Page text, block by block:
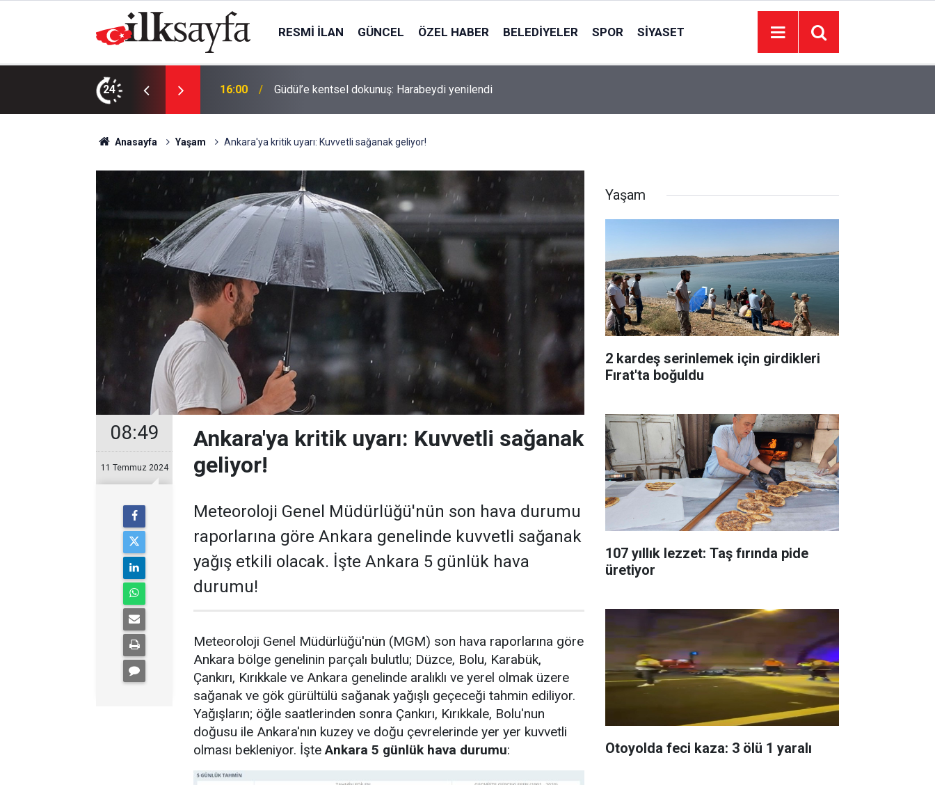
RESMI İLAN GÜNCEL ÖZEL HABER BELEDIYELER SPOR SIYASET
24 15:42 Etimesgut'ta ağaçlık alanda yangın
Anasayfa Yaşam Ankara'ya kritik uyarı: Kuvvetli sağanak geliyor!
08:49
11 Temmuz 2024
Ankara'ya kritik uyarı: Kuvvetli sağanak
geliyor!
Meteoroloji Genel Müdürlüğü'nün son hava durumu
raporlarına göre Ankara genelinde kuvvetli sağanak
yağış etkili olacak. İşte Ankara 5 günlük hava
durumu!
Meteoroloji Genel Müdürlüğü'nün (MGM) son hava raporlarına göre
Ankara bölge genelinin parçalı bulutlu; Düzce, Bolu, Karabük,
Çankırı, Kırıkkale ve Ankara genelinde aralıklı ve yerel olmak üzere
sağanak ve gök gürültülü sağanak yağışlı geçeceği tahmin ediliyor.
Yağışların; öğle saatlerinden sonra Çankırı, Kırıkkale, Bolu'nun
doğusu ile Ankara'nın kuzey ve doğu çevrelerinde yer yer kuvvetli
olması bekleniyor. İşteAnkara 5 günlük hava durumu:
Yaşam
2 kardeş serinlemek için girdikleri
Fırat'ta boğuldu
107 yıllık lezzet: Taş fırında pide
üretiyor
Otoyolda feci kaza: 3 ölü 1 yaralı